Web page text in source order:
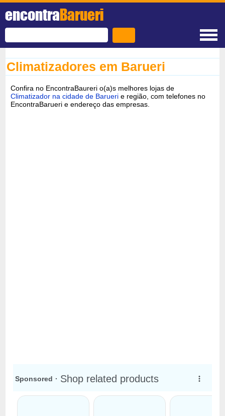
encontraBarueri
Climatizadores em Barueri
Confira no EncontraBaureri o(a)s melhores lojas de
Climatizador na cidade de Barueri e região, com telefones no
EncontraBarueri e endereço das empresas.